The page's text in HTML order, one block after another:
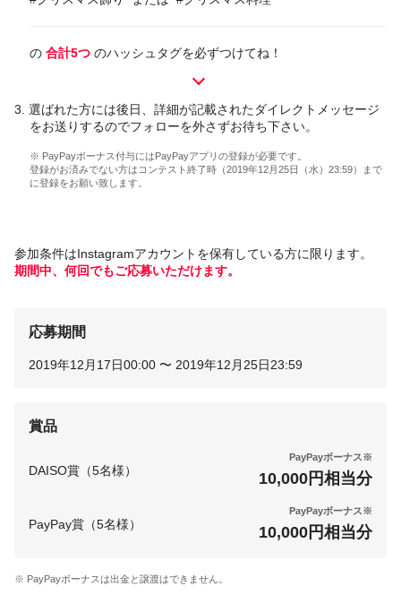
の合計5つ のハッシュタグを必ずつけてね！
3. 選ばれた方には後日、詳細が記載されたダイレクトメッセージ
をお送りするのでフォローを外さずお待ち下さい。
※ PayPayボーナス付与にはPayPayアプリの登録が必要です。
登録がお済みでない方はコンテスト終了時（2019年12月25日（水）23:59）まで
に登録をお願い致します。
参加条件はInstagramアカウントを保有している方に限ります。
期間中、何回でもご応募いただけます。
応募期間
2019年12月17日00:00 〜 2019年12月25日23:59
賞品
DAISO賞（5名様）
PayPayボーナス※
10,000円相当分
PayPay賞（5名様）
PayPayボーナス※
10,000円相当分
※ PayPayボーナスは出金と譲渡はできません。